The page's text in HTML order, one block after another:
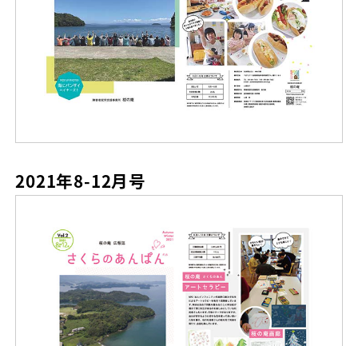
2021年8-12月号